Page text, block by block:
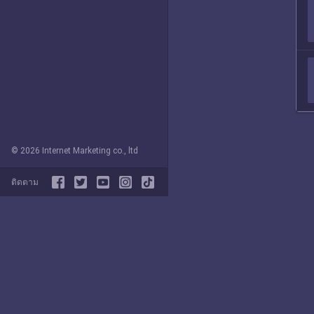
© 2026 Internet Marketing co., ltd
ติดตาม